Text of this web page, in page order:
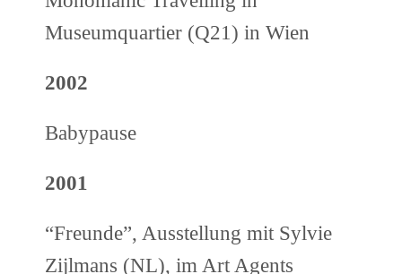
Museumquartier (Q21) in Wien
2002
Babypause
2001
“Freunde”, Ausstellung mit Sylvie
Zijlmans (NL), im Art Agents